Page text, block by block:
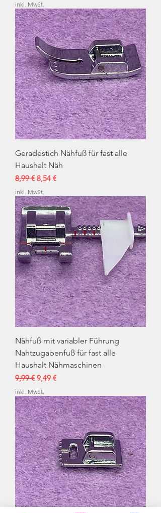
inkl. MwSt.
Geradestich Nähfuß für fast alle
Haushalt Näh
Standardpreis
8,99 € Sale-Preis
8,54 €
inkl. MwSt.
Nähfuß mit variabler Führung
Nahtzugabenfuß für fast alle
Haushalt Nähmaschinen
Standardpreis
9,99 € Sale-Preis
9,49 €
inkl. MwSt.